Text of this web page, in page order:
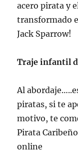
acero pirata y
transformado
Jack Sparrow!
Traje infantil
Al
piratas, si te
motivo, te
Pirata
online